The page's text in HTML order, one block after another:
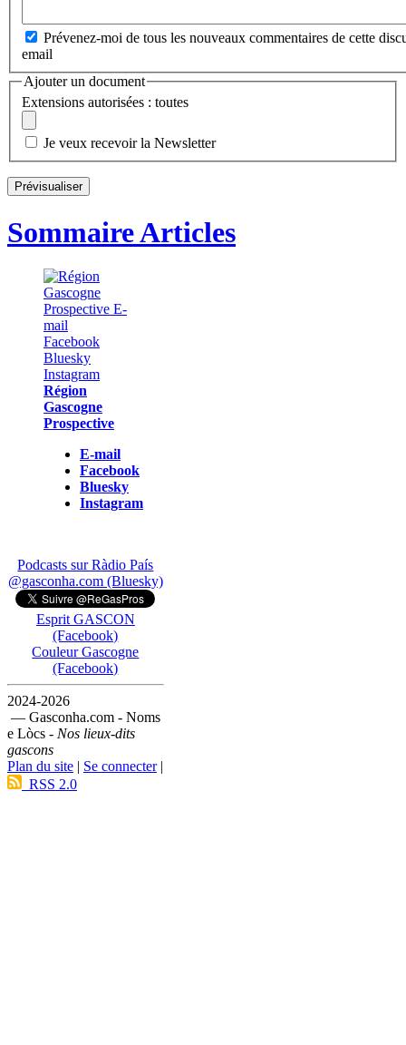
Prévenez-moi de tous les nouveaux commentaires de cette
email
Ajouter un document
Extensions autorisées : toutes
Je veux recevoir la Newsletter
Sommaire Articles
Région
Gascogne
Prospective
E-mail
Facebook
Bluesky
Instagram
Podcasts sur Ràdio País
@gasconha.com (Bluesky)
Esprit GASCON
(Facebook)
Couleur Gascogne
(Facebook)
2024-2026
— Gasconha.com - Noms
e Lòcs - Nos lieux-dits
gascons
Plan du site | Se connecter|
RSS 2.0